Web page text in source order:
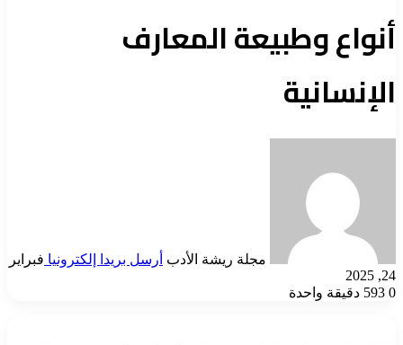
أنواع وطبيعة المعارف
الإنسانية
مجلة ريشة الأدب أرسل بريدا إلكترونيا فبراير
24, 2025
0
دقيقة واحدة